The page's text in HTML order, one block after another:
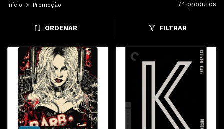
Início > Promoção 74 produtos
ORDENAR FILTRAR